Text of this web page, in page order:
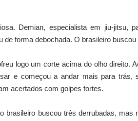
Demian, especialista em jiu-jitsu,
de forma debochada. O brasileiro
logo um corte acima do olho direito.
e começou a andar mais para
acertados com golpes fortes.
brasileiro buscou três derrubadas,